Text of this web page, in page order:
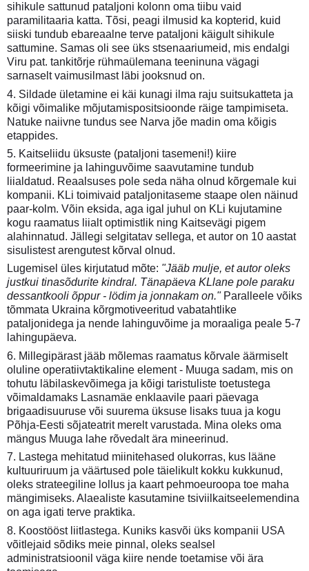
sihikule sattunud pataljoni kolonn oma tiibu vaid
paramilitaaria katta. Tõsi, peagi ilmusid ka kopterid, kuid
siiski tundub ebareaalne terve pataljoni käigult sihikule
sattumine. Samas oli see üks stsenaariumeid, mis endalgi
Viru pat. tankitõrje rühmaülemana teeninuna vägagi
sarnaselt vaimusilmast läbi jooksnud on.
4. Sildade ületamine ei käi kunagi ilma raju suitsukatteta ja
kõigi võimalike mõjutamispositsioonde räige tampimiseta.
Natuke naiivne tundus see Narva jõe madin oma kõigis
etappides.
5. Kaitseliidu üksuste (pataljoni tasemeni!) kiire
formeerimine ja lahinguvõime saavutamine tundub
liialdatud. Reaalsuses pole seda näha olnud kõrgemale kui
kompanii. KLi toimivaid pataljonitaseme staape olen näinud
paar-kolm. Võin eksida, aga igal juhul on KLi kujutamine
kogu raamatus liialt optimistlik ning Kaitsevägi pigem
alahinnatud. Jällegi selgitatav sellega, et autor on 10 aastat
sisulistest arengutest kõrval olnud.
Lugemisel üles kirjutatud mõte: "Jääb mulje, et autor oleks
justkui tinasõdurite kindral. Tänapäeva KLlane pole paraku
dessantkooli õppur - lödim ja jonnakam on."Paralleele võiks
tõmmata Ukraina kõrgmotiveeritud vabatahtlike
pataljonidega ja nende lahinguvõime ja moraaliga peale 5-7
lahingupäeva.
6. Millegipärast jääb mõlemas raamatus kõrvale äärmiselt
oluline operatiivtaktikaline element - Muuga sadam, mis on
tohutu läbilaskevõimega ja kõigi taristuliste toetustega
võimaldamaks Lasnamäe enklaavile paari päevaga
brigaadisuuruse või suurema üksuse lisaks tuua ja kogu
Põhja-Eesti sõjateatrit merelt varustada. Mina oleks oma
mängus Muuga lahe rõvedalt ära mineerinud.
7. Lastega mehitatud miinitehased olukorras, kus lääne
kultuuriruum ja väärtused pole täielikult kokku kukkunud,
oleks strateegiline lollus ja kaart pehmoeuroopa toe maha
mängimiseks. Alaealiste kasutamine tsiviilkaitseelemendina
on aga igati terve praktika.
8. Koostööst liitlastega. Kuniks kasvõi üks kompanii USA
võitlejaid sõdiks meie pinnal, oleks sealsel
administratsioonil väga kiire nende toetamise või ära